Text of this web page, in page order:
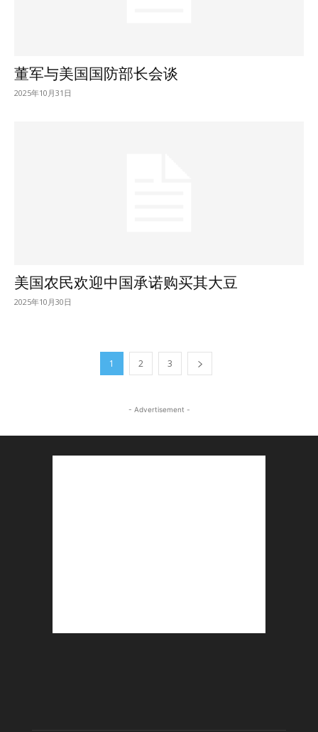
董军与美国国防部长会谈
2025年10月31日
美国农民欢迎中国承诺购买其大豆
2025年10月30日
1 2 3
- Advertisement -